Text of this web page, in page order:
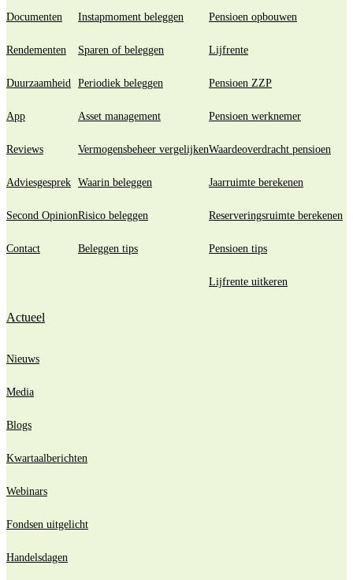
Documenten
Rendementen
Duurzaamheid
App
Reviews
Adviesgesprek
Second Opinion
Contact
Instapmoment beleggen
Sparen of beleggen
Periodiek beleggen
Asset management
Vermogensbeheer vergelijken
Waarin beleggen
Risico beleggen
Beleggen tips
Pensioen opbouwen
Lijfrente
Pensioen ZZP
Pensioen werknemer
Waardeoverdracht pensioen
Jaarruimte berekenen
Reserveringsruimte berekenen
Pensioen tips
Lijfrente uitkeren
Actueel
Nieuws
Media
Blogs
Kwartaalberichten
Webinars
Fondsen uitgelicht
Handelsdagen